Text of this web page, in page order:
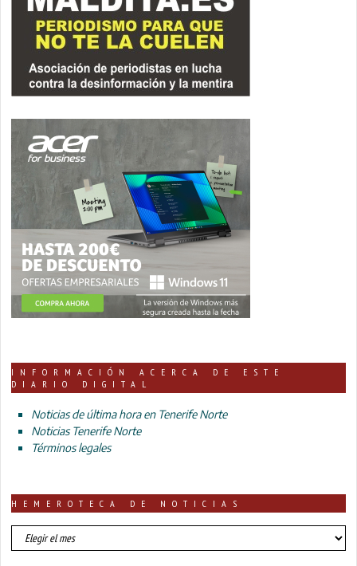
INFORMACIÓN ACERCA DE ESTE
DIARIO DIGITAL
Noticias de última hora en Tenerife Norte
Noticias Tenerife Norte
Términos legales
HEMEROTECA DE NOTICIAS
HEMEROTECA
DE